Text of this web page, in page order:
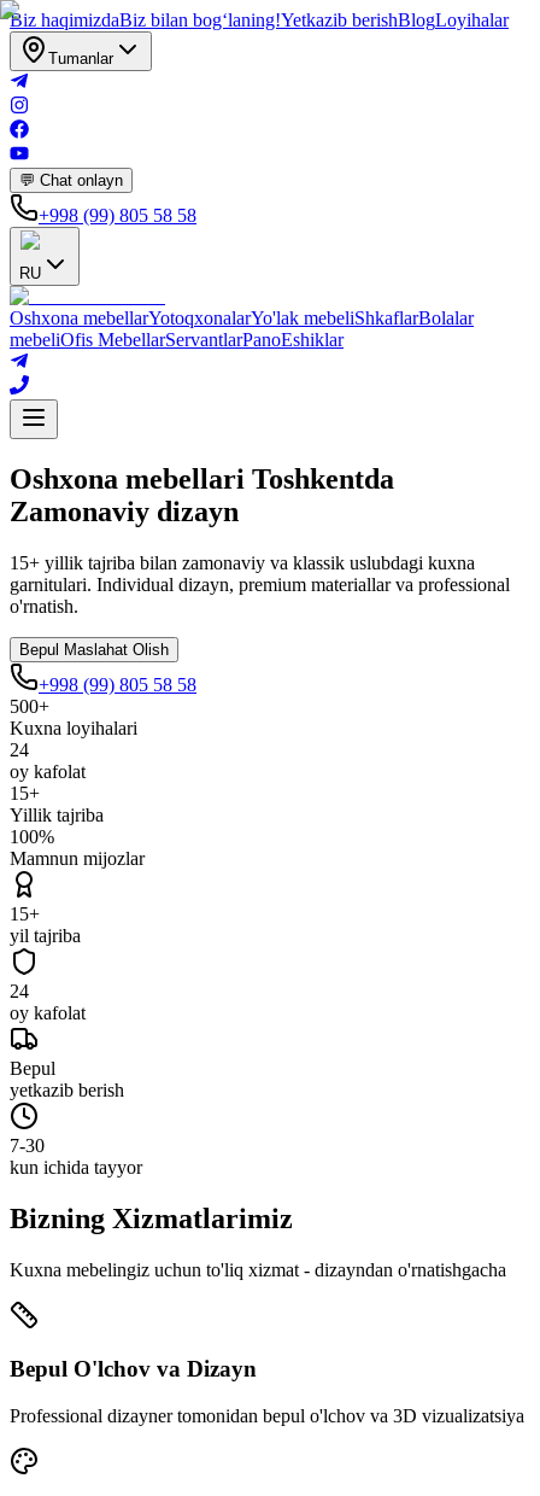
Biz haqimizdaBiz bilan bogʻlaning!Yetkazib berishBlogLoyihalar
Tumanlar
💬 Chat onlayn
+998 (99) 805 58 58
RU
Oshxona mebellarYotoqxonalarYo'lak mebeliShkaflarBolalar
mebeliOfis MebellarServantlarPanoEshiklar
Oshxona mebellari Toshkentda
Zamonaviy dizayn
15+ yillik tajriba bilan zamonaviy va klassik uslubdagi kuxna
garnitulari. Individual dizayn, premium materiallar va professional
o'rnatish.
Bepul Maslahat Olish
+998 (99) 805 58 58
500+
Kuxna loyihalari
24
oy kafolat
15+
Yillik tajriba
100%
Mamnun mijozlar
15+
yil tajriba
24
oy kafolat
Bepul
yetkazib berish
7-30
kun ichida tayyor
Bizning Xizmatlarimiz
Kuxna mebelingiz uchun to'liq xizmat - dizayndan o'rnatishgacha
Bepul O'lchov va Dizayn
Professional dizayner tomonidan bepul o'lchov va 3D vizualizatsiya